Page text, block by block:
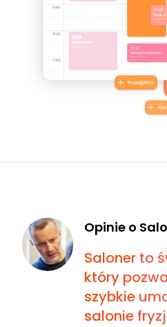
Opinie o
Saloner to
który
szybkie
salonie